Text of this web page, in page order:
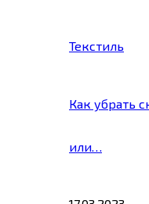
Текстиль
Как убрать
или…